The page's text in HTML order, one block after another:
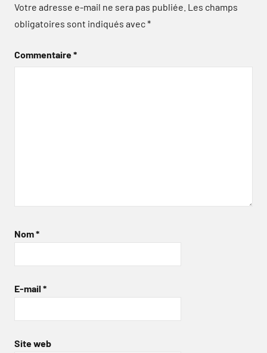
Votre adresse e-mail ne sera pas publiée. Les champs
obligatoires sont indiqués avec*
Commentaire*
Nom*
E-mail *
Site web